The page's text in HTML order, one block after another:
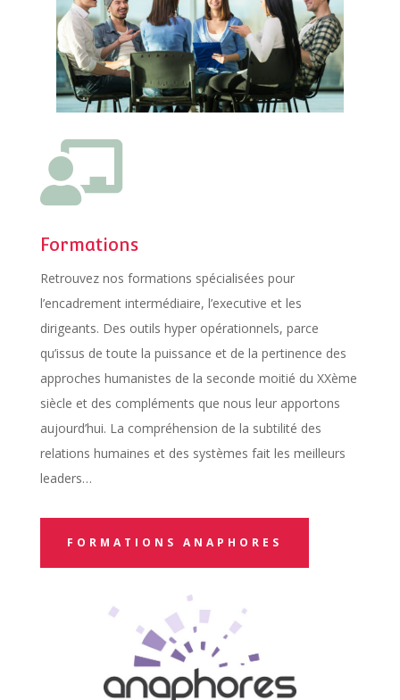

Formations
Retrouvez nos formations spécialisées pour
l’encadrement intermédiaire, l’executive et les
dirigeants. Des outils hyper opérationnels, parce
qu’issus de toute la puissance et de la pertinence des
approches humanistes de la seconde moitié du XXème
siècle et des compléments que nous leur apportons
aujourd’hui. La compréhension de la subtilité des
relations humaines et des systèmes fait les meilleurs
leaders…
FORMATIONS ANAPHORES